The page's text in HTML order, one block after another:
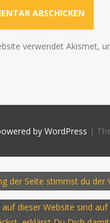
verwendet Akismet,
by WordPress |
der Seite stimmst du der
dieser Website sind